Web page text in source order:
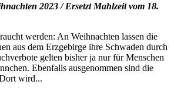
2023 / Ersetzt Mahlzeit vom 18.
werden: An Weihnachten lassen die
aus dem Erzgebirge ihre Schwaden durch
gelten bisher ja nur für Menschen
Ebenfalls ausgenommen sind die
wird...